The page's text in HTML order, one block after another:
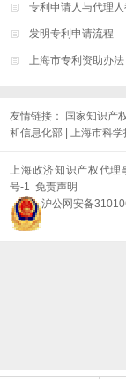
专利申请人与代理
发明专利申请流程
上海市专利资助办法
友情链接： 国家知识产
和信息化部 |上海市科
上海政济知识产权代
号-1 免责声明
沪公网安备